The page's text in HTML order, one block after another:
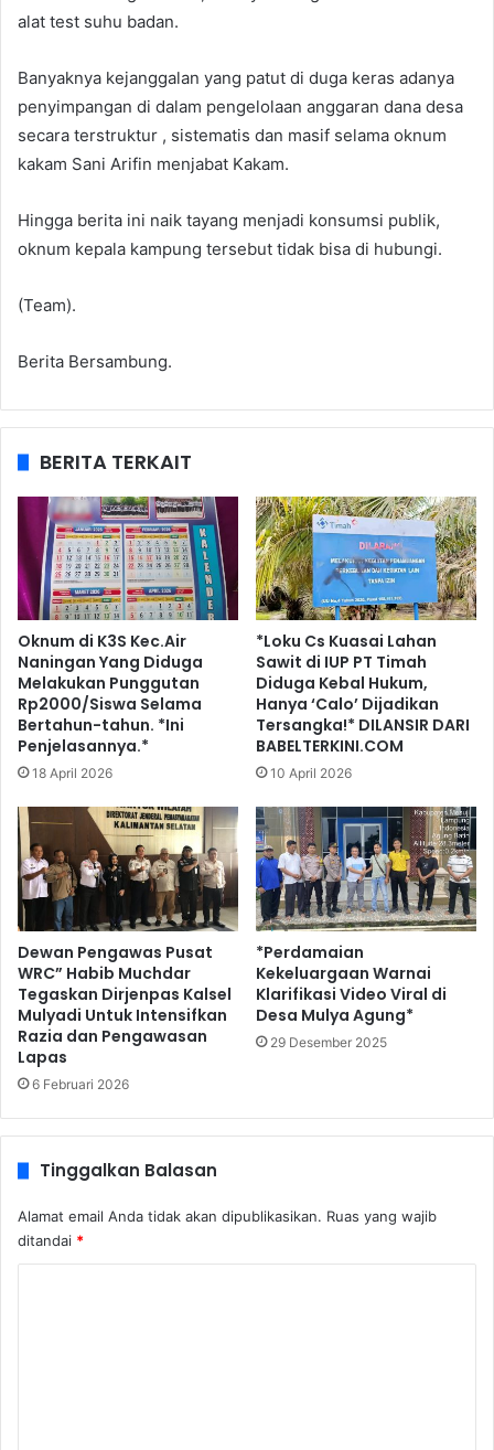
alat test suhu badan.
Banyaknya kejanggalan yang patut di duga keras adanya
penyimpangan di dalam pengelolaan anggaran dana desa
secara terstruktur , sistematis dan masif selama oknum
kakam Sani Arifin menjabat Kakam.
Hingga berita ini naik tayang menjadi konsumsi publik,
oknum kepala kampung tersebut tidak bisa di hubungi.
(Team).
Berita Bersambung.
BERITA TERKAIT
Oknum di K3S Kec.Air
Naningan Yang Diduga
Melakukan Punggutan
Rp2000/Siswa Selama
Bertahun-tahun. *Ini
Penjelasannya.*
18 April 2026
*Loku Cs Kuasai Lahan
Sawit di IUP PT Timah
Diduga Kebal Hukum,
Hanya ‘Calo’ Dijadikan
Tersangka!* DILANSIR DARI
BABELTERKINI.COM
10 April 2026
Dewan Pengawas Pusat
WRC” Habib Muchdar
Tegaskan Dirjenpas Kalsel
Mulyadi Untuk Intensifkan
Razia dan Pengawasan
Lapas
6 Februari 2026
*Perdamaian
Kekeluargaan Warnai
Klarifikasi Video Viral di
Desa Mulya Agung*
29 Desember 2025
Tinggalkan Balasan
Alamat email Anda tidak akan dipublikasikan. Ruas yang wajib
ditandai *